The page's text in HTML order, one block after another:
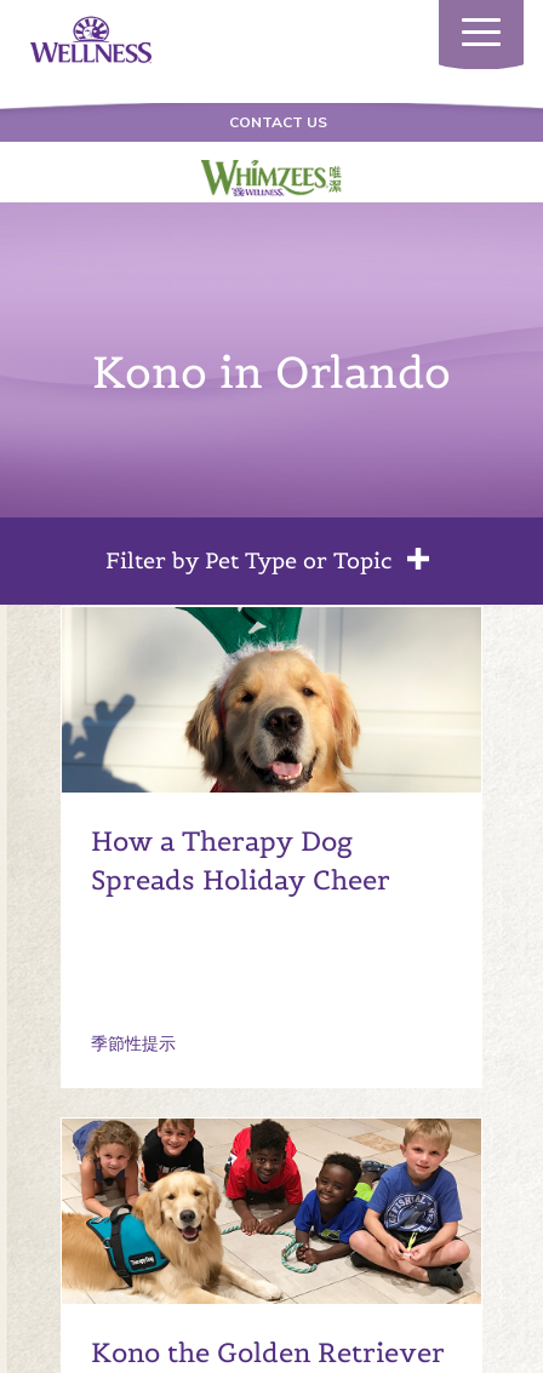
Toggle
CONTACT US
Kono in Orlando
Filter by Pet Type or Topic
How a Therapy Dog
Spreads Holiday Cheer
季節性提示
Kono the Golden Retriever